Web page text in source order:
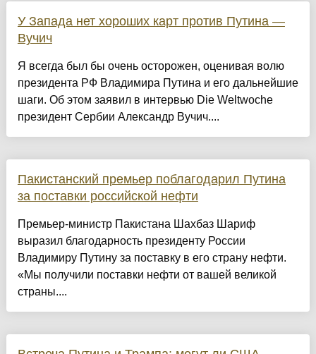
У Запада нет хороших карт против Путина —
Вучич
Я всегда был бы очень осторожен, оценивая волю
президента РФ Владимира Путина и его дальнейшие
шаги. Об этом заявил в интервью Die Weltwoche
президент Сербии Александр Вучич....
Пакистанский премьер поблагодарил Путина
за поставки российской нефти
Премьер-министр Пакистана Шахбаз Шариф
выразил благодарность президенту России
Владимиру Путину за поставку в его страну нефти.
«Мы получили поставки нефти от вашей великой
страны....